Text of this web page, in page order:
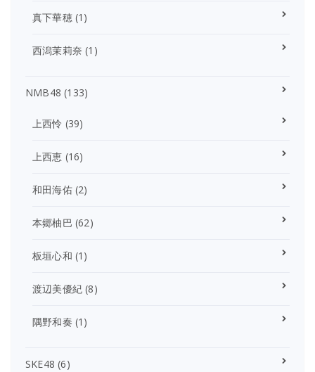
真下華穂(1)
西潟茉莉奈 (1)
NMB48 (133)
上西怜 (39)
上西恵 (16)
和田海佑(2)
本郷柚巴 (62)
板垣心和 (1)
渡辺美優紀 (8)
隅野和奏 (1)
SKE48 (6)